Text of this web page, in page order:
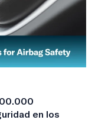
en los